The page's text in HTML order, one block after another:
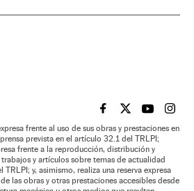
EL PAÍS BRASIL EN
EL PAÍSEL PAÍS
EL
frente al uso de sus obras y prestaciones en
prevista en el artículo 32.1 del TRLPI;
frente a la reproducción, distribución y
y artículos sobre temas de actualidad
y, asimismo, realiza una reserva expresa
las obras y otras prestaciones accesibles desde